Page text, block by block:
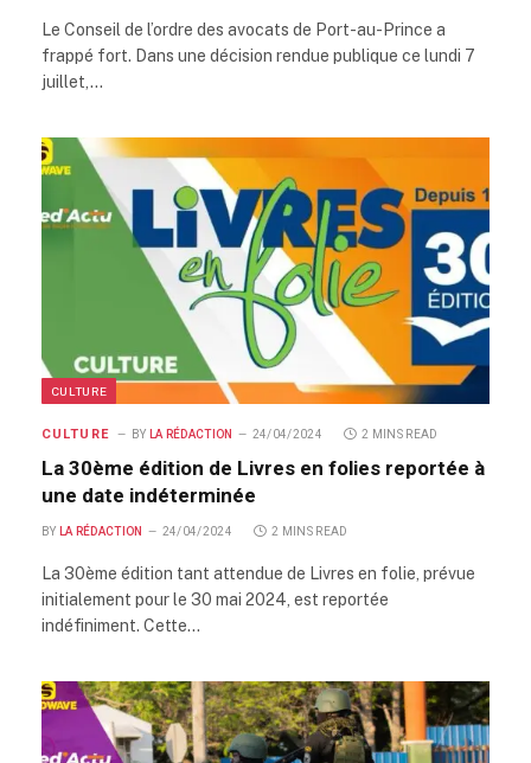
Le Conseil de l’ordre des avocats de Port-au-Prince a
frappé fort. Dans une décision rendue publique ce lundi 7
juillet,…
CULTURE
CULTURE BY LA RÉDACTION 24/04/2024 2 MINS READ
La 30ème édition de Livres en folies reportée à
une date indéterminée
BY LA RÉDACTION 24/04/2024 2 MINS READ
La 30ème édition tant attendue de Livres en folie, prévue
initialement pour le 30 mai 2024, est reportée
indéfiniment. Cette…